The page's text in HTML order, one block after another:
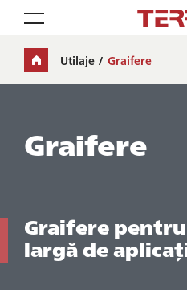
Toggle navigation
Utilaje Graifere
Graifere
Graifere
largă de